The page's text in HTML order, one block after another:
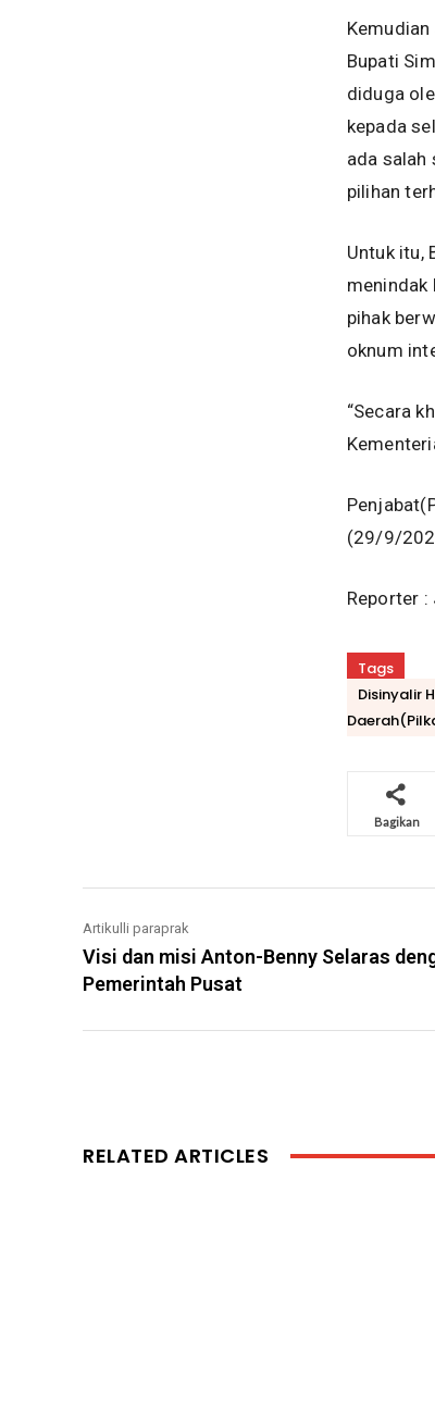
Bupati
diduga
kepada
ada salah
pilihan
Untuk itu,
menindak
pihak
oknum
“Secara
(29/9/
Reporter
Tags
Disinyalir
Bagikan
Artikulli paraprak
Visi dan misi Anton-Benny Selaras
Pemerintah Pusat
RELATED ARTICLES